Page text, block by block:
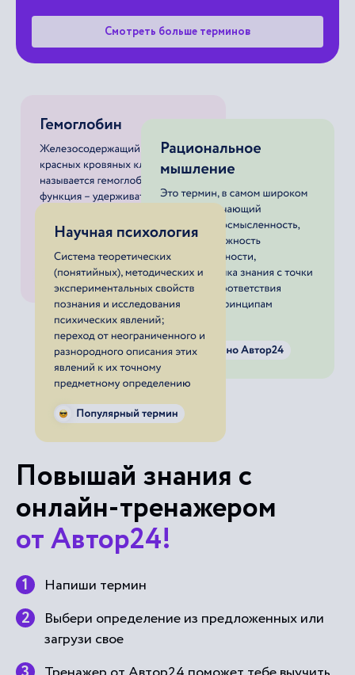
Смотреть больше терминов
Повышай знания с
онлайн-тренажером
от Автор24!
Напиши термин
Выбери определение из предложенных или
загрузи свое